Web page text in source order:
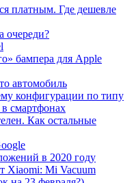
платным. Где дешевле
бампера для Apple
автомобиль
конфигурации по типу
смартфонах
Как остальные
в 2020 году
Xiaomi: Mi Vacuum